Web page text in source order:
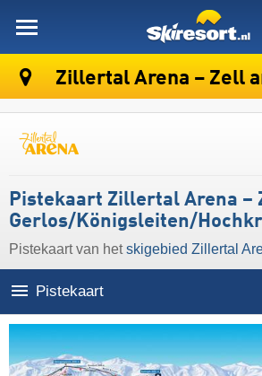
Zillertal Arena – Zell am Ziller/​Gerlos/​
Pistekaart Zillertal Arena –
Gerlos/​Königsleiten/​
Pistekaart van hetskigebied Zillertal Arena – Zell am
Pistekaart